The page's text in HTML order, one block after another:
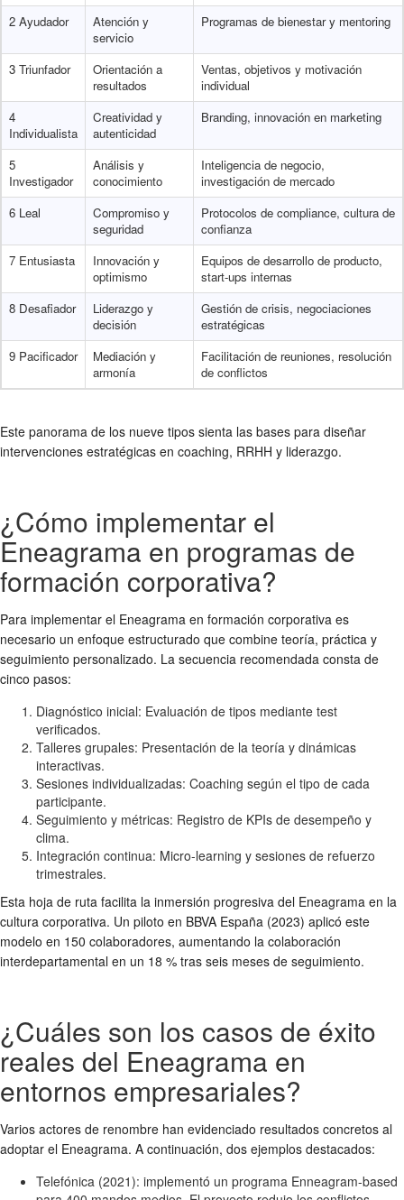
2 Ayudador
Atención y
servicio
Programas de bienestar y mentoring
3 Triunfador
Orientación a
resultados
Ventas, objetivos y motivación
individual
4
Individualista
Creatividad y
autenticidad
Branding, innovación en marketing
5
Investigador
Análisis y
conocimiento
Inteligencia de negocio,
investigación de mercado
6 Leal
Compromiso y
seguridad
Protocolos de compliance, cultura de
confianza
7 Entusiasta
Innovación y
optimismo
Equipos de desarrollo de producto,
start-ups internas
8 Desafiador
Liderazgo y
decisión
Gestión de crisis, negociaciones
estratégicas
9 Pacificador
Mediación y
armonía
Facilitación de reuniones, resolución
de conflictos
Este panorama de los nueve tipos sienta las bases para diseñar
intervenciones estratégicas en coaching, RRHH y liderazgo.
¿Cómo implementar el
Eneagrama en programas de
formación corporativa?
Para implementar el Eneagrama en formación corporativa es
necesario un enfoque estructurado que combine teoría, práctica y
seguimiento personalizado. La secuencia recomendada consta de
cinco pasos:
Diagnóstico inicial: Evaluación de tipos mediante test
verificados.
Talleres grupales: Presentación de la teoría y dinámicas
interactivas.
Sesiones individualizadas: Coaching según el tipo de cada
participante.
Seguimiento y métricas: Registro de KPIs de desempeño y
clima.
Integración continua: Micro-learning y sesiones de refuerzo
trimestrales.
Esta hoja de ruta facilita la inmersión progresiva del Eneagrama en la
cultura corporativa. Un piloto en BBVA España (2023) aplicó este
modelo en 150 colaboradores, aumentando la colaboración
interdepartamental en un 18 % tras seis meses de seguimiento.
¿Cuáles son los casos de éxito
reales del Eneagrama en
entornos empresariales?
Varios actores de renombre han evidenciado resultados concretos al
adoptar el Eneagrama. A continuación, dos ejemplos destacados:
Telefónica (2021): implementó un programa Enneagram-based